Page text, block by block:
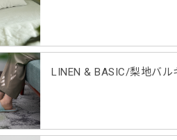
LINEN & BASIC/梨地バ